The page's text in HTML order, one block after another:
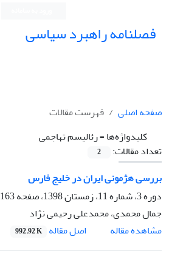
فصلنامه راهبرد سیاسی
صفحه اصلی
فهرست مقالات
کلیدواژه‌ها =رئالیسم تهاجمی
تعداد مقالات:
2
بررسی هژمونی ایران در خلیج فارس
دوره 3، شماره 11، زمستان 1398، صفحه
163-185
جمال محمدی، محمدعلی رحیمی نژاد
مشاهده مقاله
اصل مقاله 992.92 K